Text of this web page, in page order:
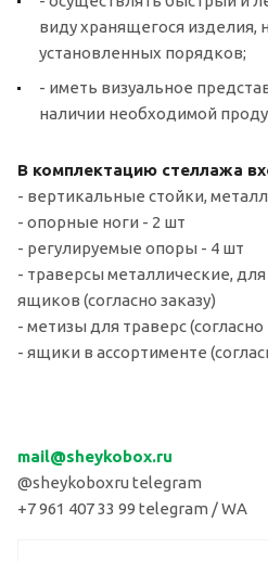
виду хранящегося изделия,
установленных порядков;
- иметь визуальное
наличии необходимой
В комплектацию стеллажа
- вертикальные стойки,
- опорные ноги - 2 шт
- регулируемые опоры - 4 шт
- траверсы металлические,
ящиков (согласно заказу)
- метизы для траверс
- ящики в ассортименте
mail@sheykobox.ru
@sheykoboxru telegram
+7 961 407 33 99 telegram / WA